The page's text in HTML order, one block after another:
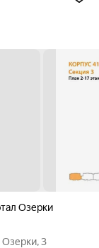
Озерки
Озерки, 3